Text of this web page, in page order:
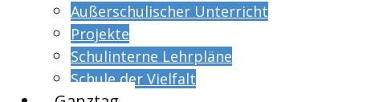
Außerschulischer Unterricht
Projekte
Schulinterne Lehrpläne
Schule der Vielfalt